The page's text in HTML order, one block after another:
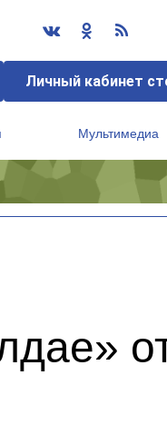
Личный кабинет
Мультимедиа